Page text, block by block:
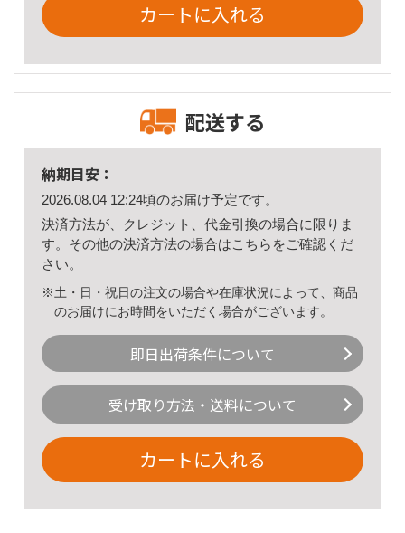
カートに入れる
配送する
納期目安：
2026.08.04 12:24頃のお届け予定です。
決済方法が、クレジット、代金引換の場合に限りま
す。その他の決済方法の場合はこちら をご確認くだ
さい。
※土・日・祝日の注文の場合や在庫状況によって、商品
のお届けにお時間をいただく場合がございます。
即日出荷条件について
受け取り方法・送料について
カートに入れる